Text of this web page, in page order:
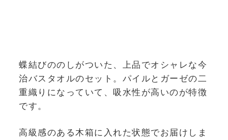
蝶結びののしがついた、上品でオシャレな今
治バスタオルのセット。パイルとガーゼの二
重織りになっていて、吸水性が高いのが特徴
です。
高級感のある木箱に入れた状態でお届けしま